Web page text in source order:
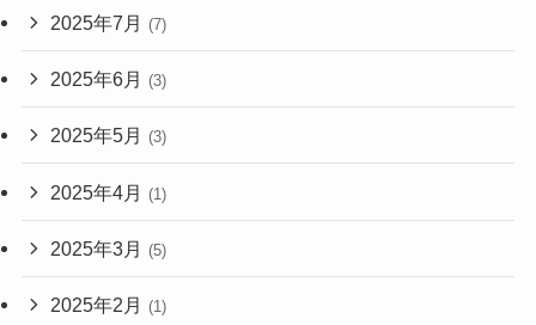
2025年7月 (7)
2025年6月 (3)
2025年5月 (3)
2025年4月 (1)
2025年3月 (5)
2025年2月 (1)